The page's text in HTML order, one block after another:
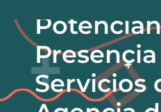
Servicios